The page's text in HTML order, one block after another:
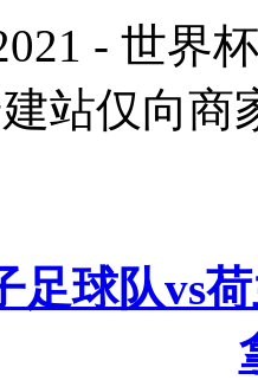
- 世界
站仅向商
足球队vs